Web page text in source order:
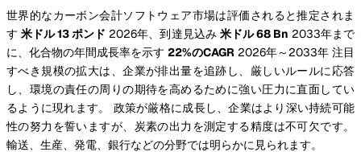
世界的なカーボン会計ソフトウェア市場は評価されると推定されま
す米ドル 13 ポンド 2026年、到達見込み 米ドル 68 Bn 2033年まで
に、化合物の年間成長率を示す 22%のCAGR 2026年～2033年 注目
すべき規模の拡大は、企業が排出量を追跡し、厳しいルールに応答
し、環境の責任の周りの期待を高めるために強い圧力に直面してい
るように現れます。 政策が厳格に成長し、企業はより深い持続可能
性の努力を誓いますが、炭素の出力を測定する精度は不可欠です。
輸送、生産、発電、銀行などの分野では明らかに見られます。